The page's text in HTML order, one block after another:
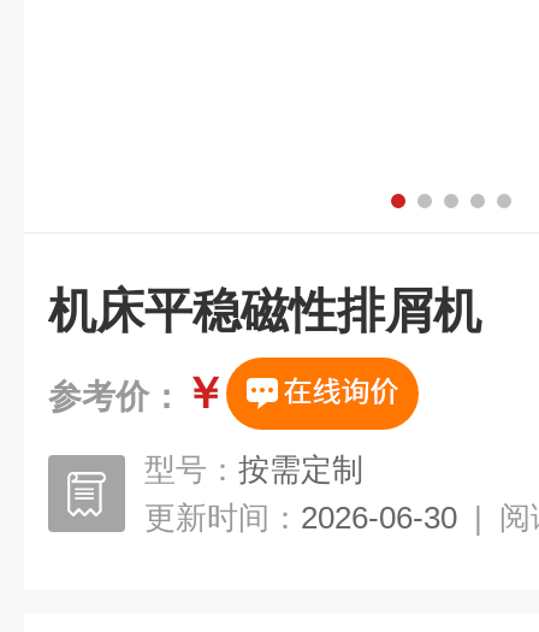
机床平稳磁性排屑机
参考价： ￥
型号： 按需定制
更新时间： 2026-06-30 | 阅